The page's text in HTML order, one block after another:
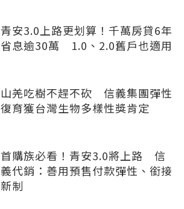
青安3.0上路更划算！千萬房貸6年
省息逾30萬 1.0、2.0舊戶也適用
山羌吃樹不趕不砍 信義集團彈性
復育獲台灣生物多樣性獎肯定
首購族必看！青安3.0將上路 信
義代銷：善用預售付款彈性、銜接
新制